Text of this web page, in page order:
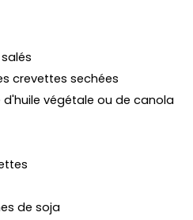
crevettes sechées
d'huile végétale ou de canola
de soja